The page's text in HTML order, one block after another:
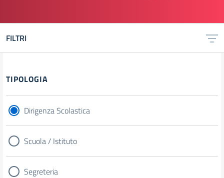
FILTRI
TIPOLOGIA
Dirigenza Scolastica
Scuola / Istituto
Segreteria